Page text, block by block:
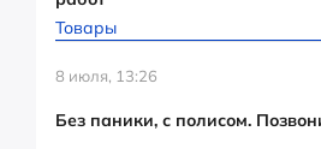
Товары
8 июля, 13:26
Без паники, с полисом.